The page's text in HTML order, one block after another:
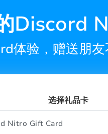
Discord
体验，赠送朋友
选择礼品卡